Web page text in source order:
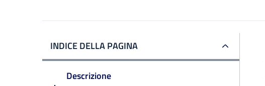
INDICE DELLA PAGINA
Descrizione